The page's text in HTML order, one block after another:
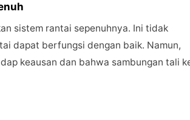
sistem rantai sepenuhnya. Ini tidak
dapat berfungsi dengan baik. Namun,
keausan dan bahwa sambungan tali